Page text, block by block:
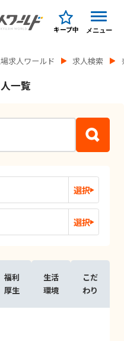
キープ中 メニュー
求人ワールド 求人検索
一覧
選択
選択
福利
厚生
生活
環境
こだ
わり